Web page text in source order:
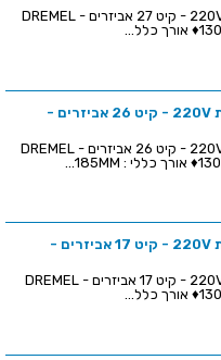
משחזת ציר חשמלית 220V - קיט 27 אביזרים - DREMEL
משחזת ציר חשמלית 220V - קיט 26 אביזרים -
משחזת ציר חשמלית 220V - קיט 26 אביזרים - DREMEL
משחזת ציר חשמלית 220V - קיט 17 אביזרים -
משחזת ציר חשמלית 220V - קיט 17 אביזרים - DREMEL